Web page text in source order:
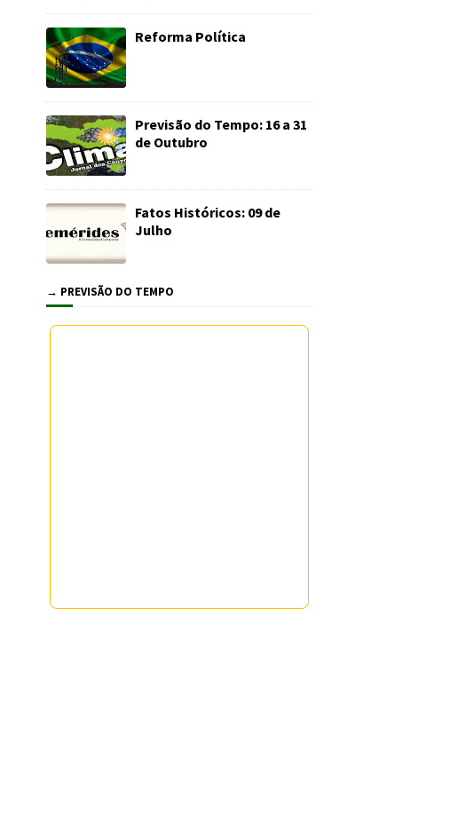
Reforma Política
Previsão do Tempo: 16 a 31
de Outubro
Fatos Históricos: 09 de
Julho
→ PREVISÃO DO TEMPO